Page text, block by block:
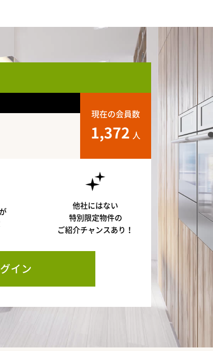
現在の会員数
1,372 人
他社にはない
特別限定物件の
ご紹介チャンスあり！
イン